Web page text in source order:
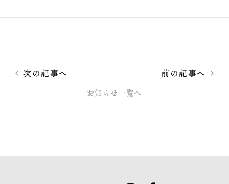
次の記事へ
お知らせ一覧へ
前の記事へ